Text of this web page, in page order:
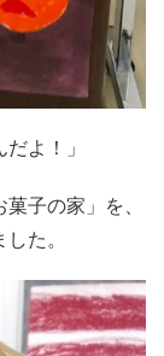
よ！」
子の家」を、
た。